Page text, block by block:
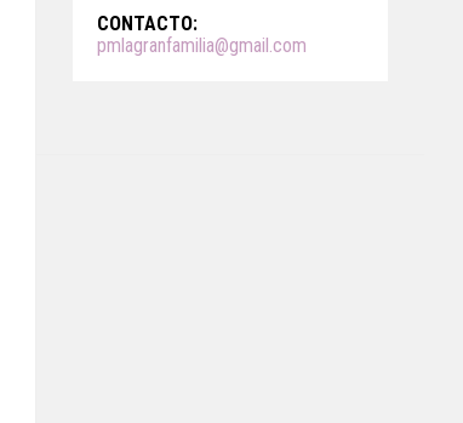
CONTACTO:
pmlagranfamilia@gmail.com